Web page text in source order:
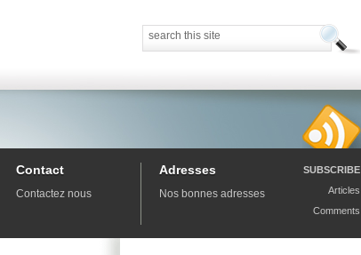
Contact
Contactez nous
Adresses
Nos bonnes adresses
SUBSCRIBE
Articles
Comments